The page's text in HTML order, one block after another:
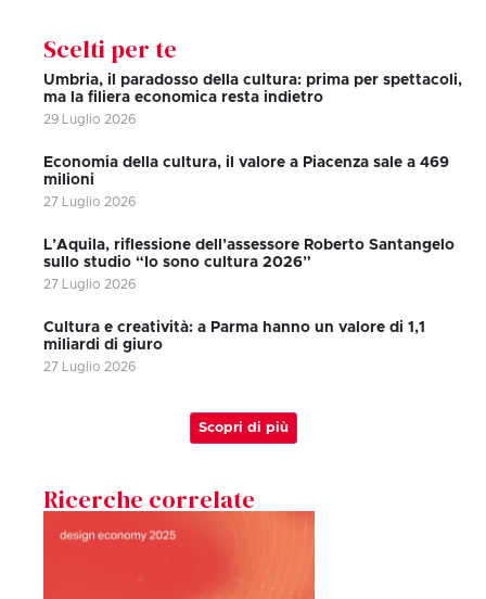
Scelti per te
Umbria, il paradosso della cultura: prima per spettacoli,
ma la filiera economica resta indietro
29 Luglio 2026
Economia della cultura, il valore a Piacenza sale a 469
milioni
27 Luglio 2026
L’Aquila, riflessione dell’assessore Roberto Santangelo
sullo studio “Io sono cultura 2026”
27 Luglio 2026
Cultura e creatività: a Parma hanno un valore di 1,1
miliardi di giuro
27 Luglio 2026
Scopri di più
Ricerche correlate